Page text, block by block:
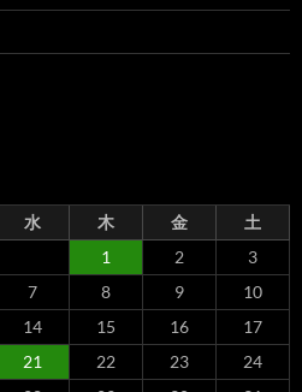
水 木 金
土
1
2
3
7 8 9
10
14 15 16
17
21 22 23
24